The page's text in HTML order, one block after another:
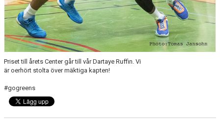
Priset till årets Center går till vår Dartaye Ruffin. Vi
är oerhört stolta över mäktiga kapten!
#gogreens